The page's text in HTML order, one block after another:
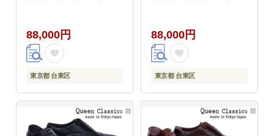
ソ仕上げ 牛革
88,000円
東京都 台東区
ソ仕上げ 牛革
88,000円
東京都 台東区